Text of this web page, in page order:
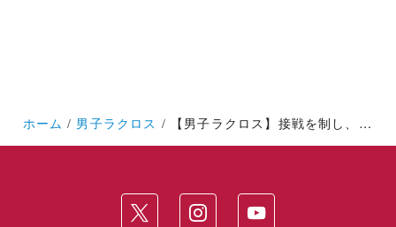
ホーム 男子ラクロス 【男子ラクロス】接戦を制し、リーグ戦三連勝！ＦＩＮＡＬ４進出へ王手をかける！